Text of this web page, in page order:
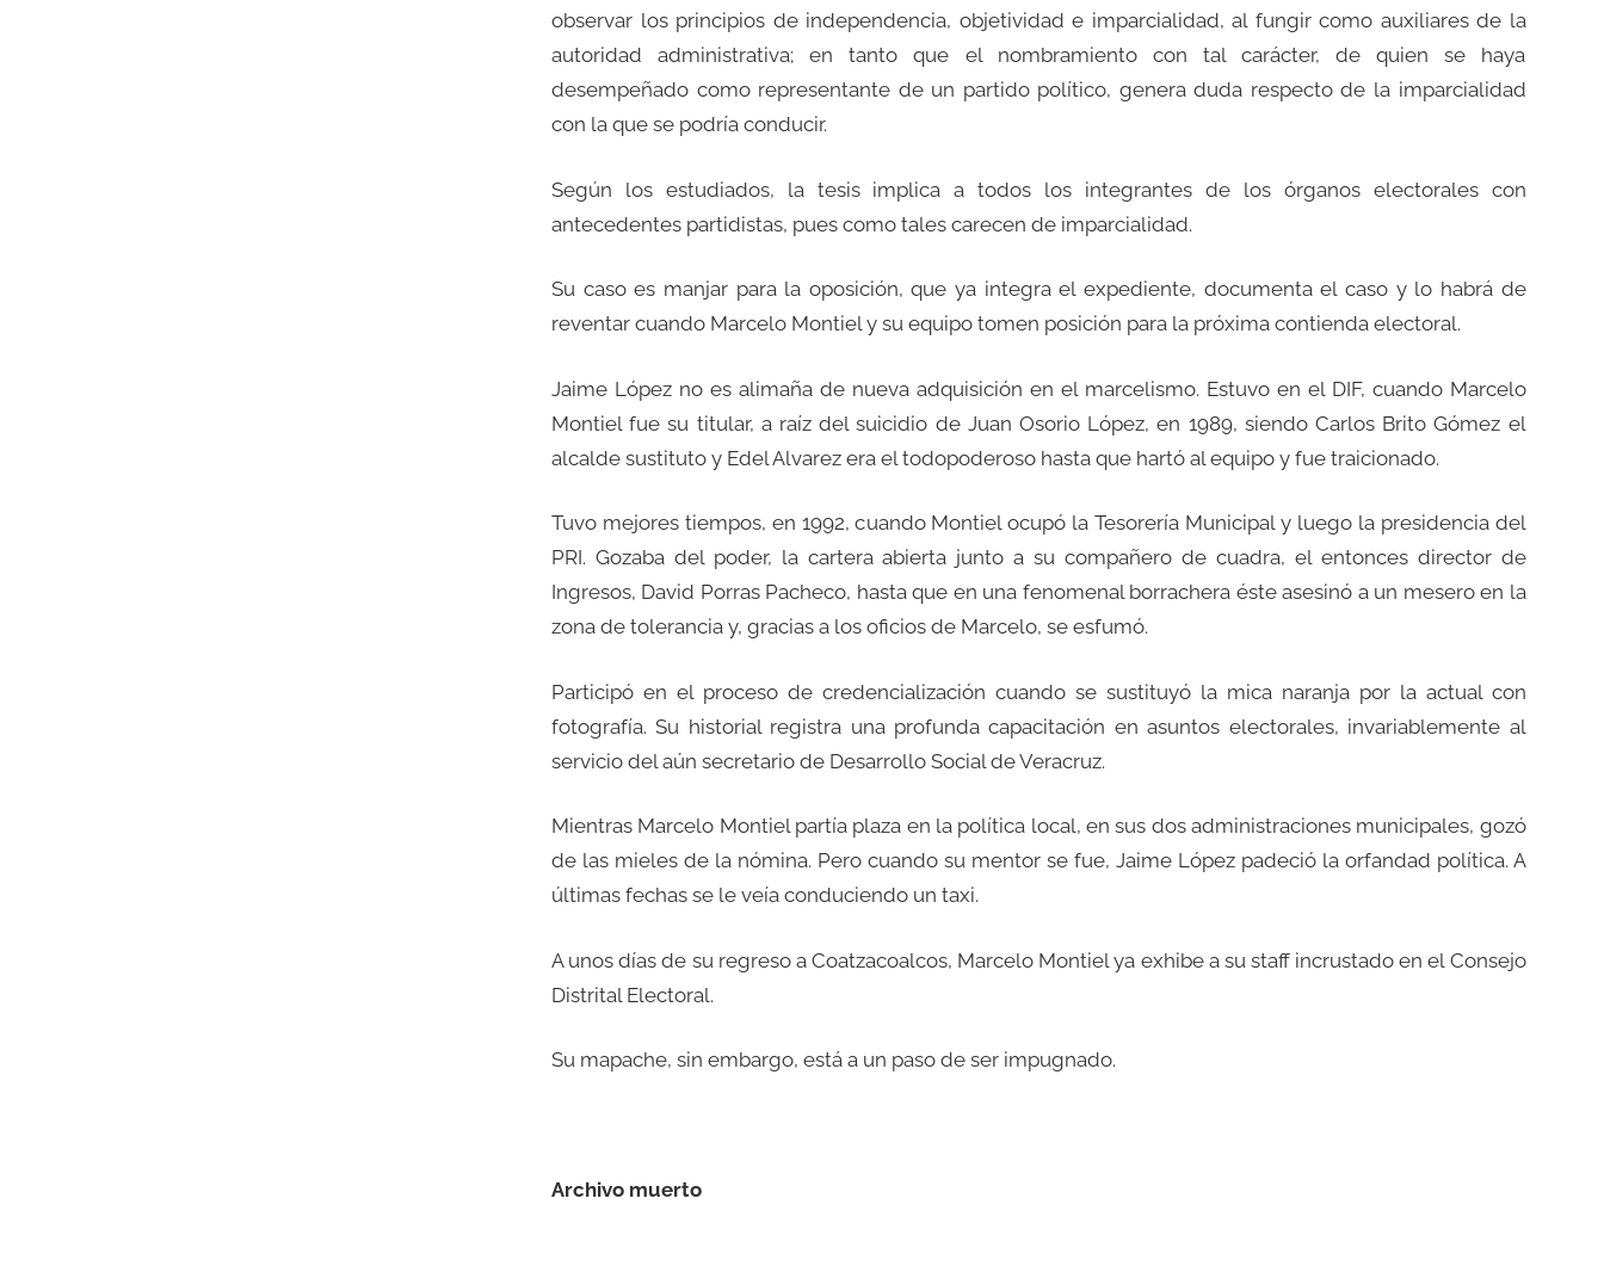
observar los principios de independencia, objetividad e imparcialidad, al fungir como auxiliares de la
autoridad administrativa; en tanto que el nombramiento con tal carácter, de quien se haya
desempeñado como representante de un partido político, genera duda respecto de la imparcialidad
con la que se podría conducir.
Según los estudiados, la tesis implica a todos los integrantes de los órganos electorales con
antecedentes partidistas, pues como tales carecen de imparcialidad.
Su caso es manjar para la oposición, que ya integra el expediente, documenta el caso y lo habrá de
reventar cuando Marcelo Montiel y su equipo tomen posición para la próxima contienda electoral.
Jaime López no es alimaña de nueva adquisición en el marcelismo. Estuvo en el DIF, cuando Marcelo
Montiel fue su titular, a raíz del suicidio de Juan Osorio López, en 1989, siendo Carlos Brito Gómez el
alcalde sustituto y Edel Alvarez era el todopoderoso hasta que hartó al equipo y fue traicionado.
Tuvo mejores tiempos, en 1992, cuando Montiel ocupó la Tesorería Municipal y luego la presidencia del
PRI. Gozaba del poder, la cartera abierta junto a su compañero de cuadra, el entonces director de
Ingresos, David Porras Pacheco, hasta que en una fenomenal borrachera éste asesinó a un mesero en la
zona de tolerancia y, gracias a los oficios de Marcelo, se esfumó.
Participó en el proceso de credencialización cuando se sustituyó la mica naranja por la actual con
fotografía. Su historial registra una profunda capacitación en asuntos electorales, invariablemente al
servicio del aún secretario de Desarrollo Social de Veracruz.
Mientras Marcelo Montiel partía plaza en la política local, en sus dos administraciones municipales, gozó
de las mieles de la nómina. Pero cuando su mentor se fue, Jaime López padeció la orfandad política. A
últimas fechas se le veía conduciendo un taxi.
A unos días de su regreso a Coatzacoalcos, Marcelo Montiel ya exhibe a su staff incrustado en el Consejo
Distrital Electoral.
Su mapache, sin embargo, está a un paso de ser impugnado.
Archivo muerto